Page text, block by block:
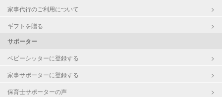
家事代行のご利用について
ギフトを贈る
サポーター
ベビーシッターに登録する
家事サポーターに登録する
保育士サポーターの声